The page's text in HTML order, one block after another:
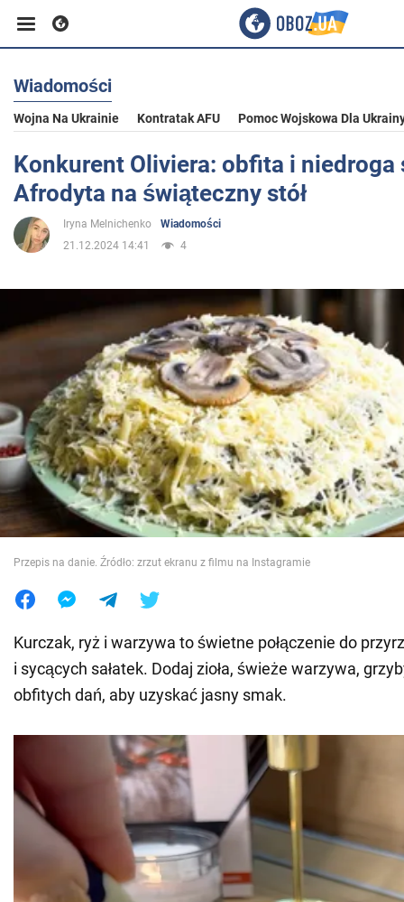
Biznes
Sport
Rozrywka
Polityka
Społeczeństwo
Wojna na Ukrainie
Jedzenie
Wiadomości
Wojna Na Ukrainie Kontratak AFU Pomoc Wojskowa Dla
Konkurent Oliviera: obfita i niedroga
Afrodyta na świąteczny stół
Iryna Melnichenko
Wiadomości
21.12.2024 14:41
4
Przepis na danie. Źródło: zrzut ekranu z filmu na Instagramie
Kurczak, ryż i warzywa to świetne połączenie do
i sycących sałatek. Dodaj zioła, świeże warzywa,
obfitych dań, aby uzyskać jasny smak.